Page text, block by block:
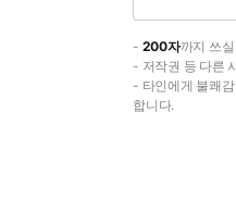
- 200자까지 쓰
- 저작권 등 다른
- 타인에게 불쾌
합니다.